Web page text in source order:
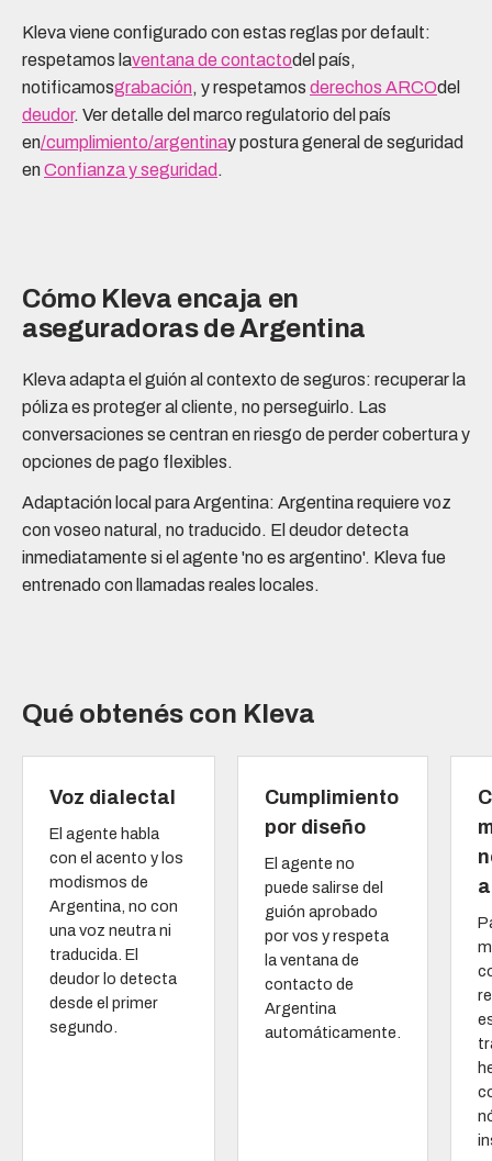
Kleva viene configurado con estas reglas por default:
respetamos laventana de contactodel país,
notificamosgrabación, y respetamos derechos ARCOdel
deudor. Ver detalle del marco regulatorio del país
en/cumplimiento/argentinay postura general de seguridad
enConfianza y seguridad .
Cómo Kleva encaja en
aseguradoras de Argentina
Kleva adapta el guión al contexto de seguros: recuperar la
póliza es proteger al cliente, no perseguirlo. Las
conversaciones se centran en riesgo de perder cobertura y
opciones de pago flexibles.
Adaptación local para Argentina: Argentina requiere voz
con voseo natural, no traducido. El deudor detecta
inmediatamente si el agente 'no es argentino'. Kleva fue
entrenado con llamadas reales locales.
Qué obtenés con Kleva
Voz dialectal
El agente habla
con el acento y los
modismos de
Argentina, no con
una voz neutra ni
traducida. El
deudor lo detecta
desde el primer
segundo.
Cumplimiento
por diseño
El agente no
puede salirse del
guión aprobado
por vos y respeta
la ventana de
contacto de
Argentina
automáticamente.